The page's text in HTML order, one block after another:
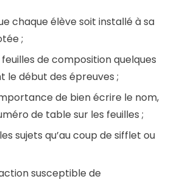
chaque élève soit installé à sa
;
de composition quelques
le début des épreuves ;
de bien écrire le nom,
de table sur les feuilles ;
sujets qu’au coup de sifflet ou
susceptible de